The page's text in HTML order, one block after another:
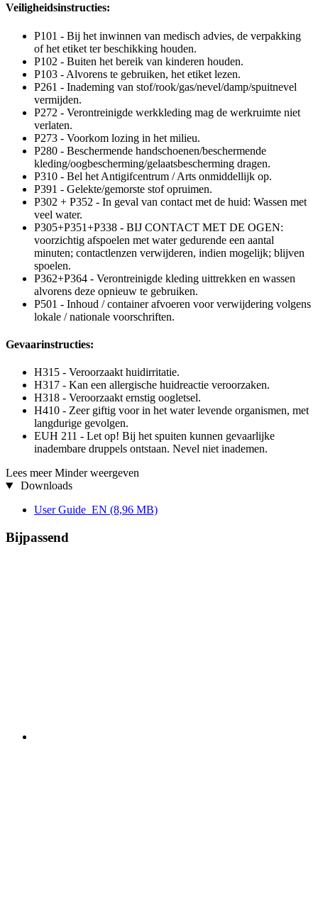
Veiligheidsinstructies:
P101 - Bij het inwinnen van medisch advies, de verpakking
of het etiket ter beschikking houden.
P102 - Buiten het bereik van kinderen houden.
P103 - Alvorens te gebruiken, het etiket lezen.
P261 - Inademing van stof/rook/gas/nevel/damp/spuitnevel
vermijden.
P272 - Verontreinigde werkkleding mag de werkruimte niet
verlaten.
P273 - Voorkom lozing in het milieu.
P280 - Beschermende handschoenen/beschermende
kleding/oogbescherming/gelaatsbescherming dragen.
P310 - Bel het Antigifcentrum / Arts onmiddellijk op.
P391 - Gelekte/gemorste stof opruimen.
P302 + P352 - In geval van contact met de huid: Wassen met
veel water.
P305+P351+P338 - BIJ CONTACT MET DE OGEN:
voorzichtig afspoelen met water gedurende een aantal
minuten; contactlenzen verwijderen, indien mogelijk; blijven
spoelen.
P362+P364 - Verontreinigde kleding uittrekken en wassen
alvorens deze opnieuw te gebruiken.
P501 - Inhoud / container afvoeren voor verwijdering volgens
lokale / nationale voorschriften.
Gevaarinstructies:
H315 - Veroorzaakt huidirritatie.
H317 - Kan een allergische huidreactie veroorzaken.
H318 - Veroorzaakt ernstig oogletsel.
H410 - Zeer giftig voor in het water levende organismen, met
langdurige gevolgen.
EUH 211 - Let op! Bij het spuiten kunnen gevaarlijke
inadembare druppels ontstaan. Nevel niet inademen.
Lees meer Minder weergeven
Downloads
User Guide_EN (8,96 MB)
Bijpassend